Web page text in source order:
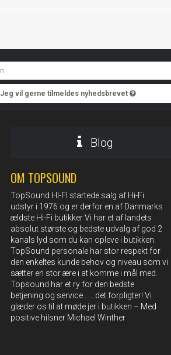
Jeg vil gerne tilmeldes nyhedsbrevet
Blog
OM TOPSOUND
TopSound HI-FI startede salg af Hi-Fi
udstyr i 1976 og er derfor en af Danmarks
ældste Hi-Fi butikker Vi har et af landets
absolut største og bedste udvalg af god 2
kanals lyd som du kan opleve i butikken.
TopSound personale har stor respekt for
den enkeltes kunde behov og niveau som vi
sætter en stor ære i at komme i mål med.
Topsound har et ry for den bedste
betjening og service…….det forpligter! Vi
glæder os til at møde jer i butikken – Med
positive hilsner Michael Winther